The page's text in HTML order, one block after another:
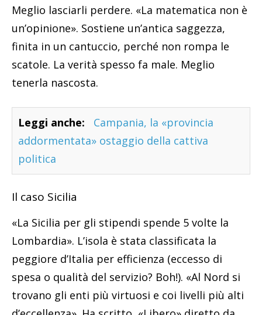
Meglio lasciarli perdere. «La matematica non è
un’opinione». Sostiene un’antica saggezza,
finita in un cantuccio, perché non rompa le
scatole. La verità spesso fa male. Meglio
tenerla nascosta.
Leggi anche:
Campania, la «provincia
addormentata» ostaggio della cattiva
politica
Il caso Sicilia
«La Sicilia per gli stipendi spende 5 volte la
Lombardia». L’isola è stata classificata la
peggiore d’Italia per efficienza (eccesso di
spesa o qualità del servizio? Boh!). «Al Nord si
trovano gli enti più virtuosi e coi livelli più alti